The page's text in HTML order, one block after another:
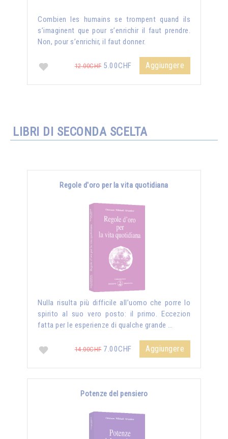
Combien les humains se trompent quand ils
s’imaginent que pour s’enrichir il faut prendre.
Non, pour s’enrichir, il faut donner.
12.00CHF5.00CHF Aggiungere
LIBRI DI SECONDA SCELTA
Regole d'oro per la vita quotidiana
Nulla risulta più difficile all’uomo che porre lo
spirito al suo vero posto: il primo. Eccezion
fatta per le esperienze di qualche grande …
14.00CHF7.00CHF Aggiungere
Potenze del pensiero